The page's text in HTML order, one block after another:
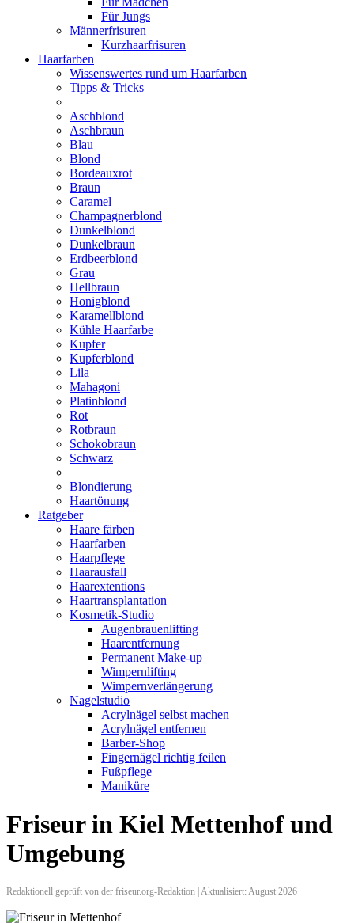
Für Jungs
Männerfrisuren
Kurzhaarfrisuren
Haarfarben
Wissenswertes rund um Haarfarben
Tipps & Tricks
Aschblond
Aschbraun
Blau
Blond
Bordeauxrot
Braun
Caramel
Champagnerblond
Dunkelblond
Dunkelbraun
Erdbeerblond
Grau
Hellbraun
Honigblond
Karamellblond
Kühle Haarfarbe
Kupfer
Kupferblond
Lila
Mahagoni
Platinblond
Rot
Rotbraun
Schokobraun
Schwarz
Blondierung
Haartönung
Ratgeber
Haare färben
Haarfarben
Haarpflege
Haarausfall
Haarextentions
Haartransplantation
Kosmetik-Studio
Augenbrauenlifting
Haarentfernung
Permanent Make-up
Wimpernlifting
Wimpernverlängerung
Nagelstudio
Acrylnägel selbst machen
Acrylnägel entfernen
Barber-Shop
Fingernägel richtig feilen
Fußpflege
Maniküre
Friseur in Kiel Mettenhof und
Umgebung
Redaktionell geprüft von der friseur.org-Redaktion | Aktualisiert: August 2026